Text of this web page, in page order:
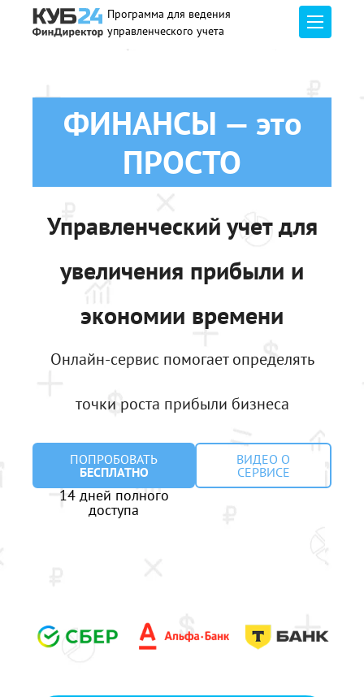
Программа для ведения
управленческого учета
ФИНАНСЫ — это
ПРОСТО
Управленческий учетдля
увеличения прибыли и
экономии времени
Онлайн-сервис помогает определять
точки роста прибыли бизнеса
ПОПРОБОВАТЬ
БЕСПЛАТНО
14 дней полного
доступа
ВИДЕО О
СЕРВИСЕ